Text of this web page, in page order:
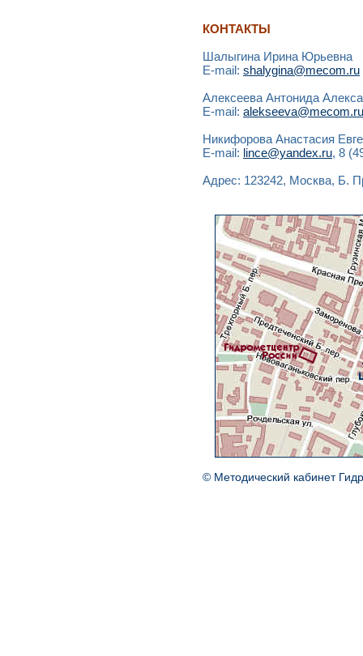
КОНТАКТЫ
Шалыгина Ирина Юрьевна
E-mail: shalygina@mecom.ru
Алексеева Антонида
E-mail: alekseeva@mecom.ru
Никифорова Анастасия
E-mail: lince@yandex.ru, 8
Адрес: 123242, Москва, Б.
© Методический кабинет